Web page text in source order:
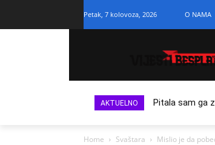
Petak, 7 kolovoza, 2026 O NAMA
AKTUELNO Pitala sam ga
Home Svaštara Mislio je da